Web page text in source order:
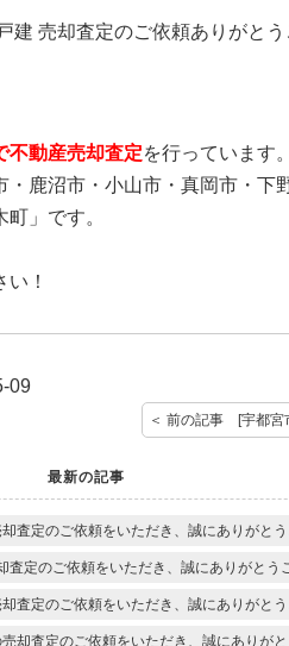
売却の不動産会社選び
売却査定のご依頼ありがとう
不動産売却査定を行っています。
・鹿沼市・小山市・真岡市・下
」です。
！
09
最新の記事
査定のご依頼をいただき、誠にありがと
査定のご依頼をいただき、誠にありがとう
査定のご依頼をいただき、誠にありがと
却査定のご依頼をいただき、誠にありがと